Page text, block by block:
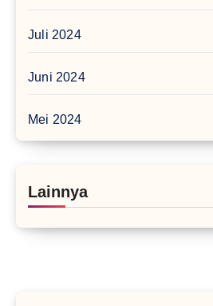
Juli 2024
Juni 2024
Mei 2024
Lainnya